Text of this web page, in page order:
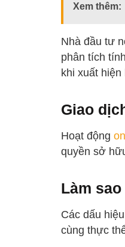
Xem thêm:
Nhà đầu tư
phân tích
khi xuất hiện
Giao
Hoạt động
quyền sở
Làm
Các dấu
cùng thực